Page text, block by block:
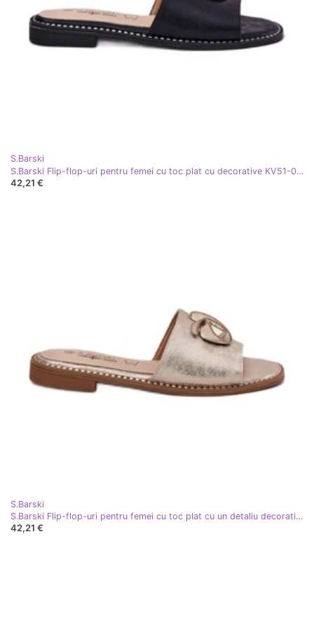
S.Barski
S.Barski Flip-flop-uri pentru femei cu toc plat cu decorative KV51-007 Detaliu negru negru
42,21 €
S.Barski
S.Barski Flip-flop-uri pentru femei cu toc plat cu un detaliu decorativ KV51-007 Zloty de aur
42,21 €